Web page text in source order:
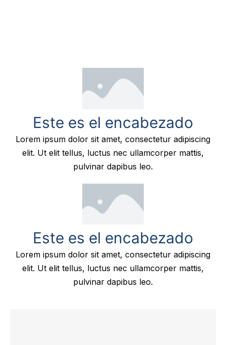
Este es el encabezado
Lorem ipsum dolor sit amet, consectetur adipiscing
elit. Ut elit tellus, luctus nec ullamcorper mattis,
pulvinar dapibus leo.
Este es el encabezado
Lorem ipsum dolor sit amet, consectetur adipiscing
elit. Ut elit tellus, luctus nec ullamcorper mattis,
pulvinar dapibus leo.